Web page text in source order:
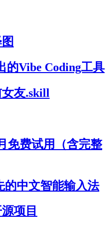
的Vibe Coding工具
友.skill
免费试用（含完整
的中文智能输入法
项目